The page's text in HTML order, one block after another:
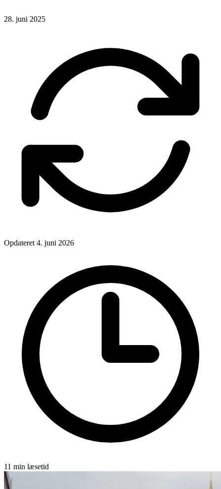
28. juni 2025
Opdateret 4. juni 2026
11 min læsetid